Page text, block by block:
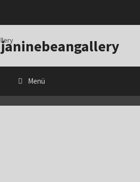
janinebeangallery
Menü